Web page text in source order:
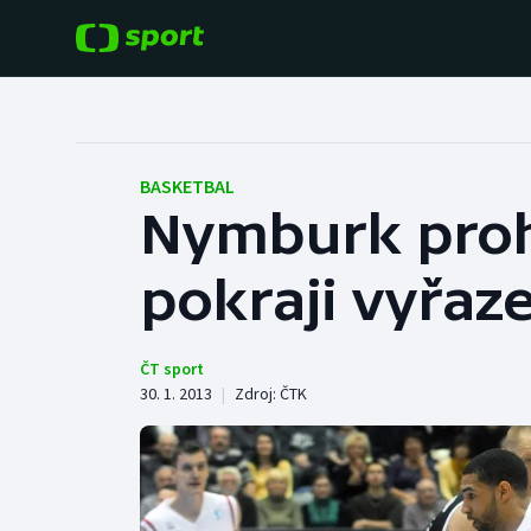
Hokej
Tenis
Cyklistika
Baseball a softbal
Basketbal
Boby a skeleton
Box
BASKETBAL
Nymburk
pokraji
ČT sport
30. 1. 2013 | Zdroj: ČTK